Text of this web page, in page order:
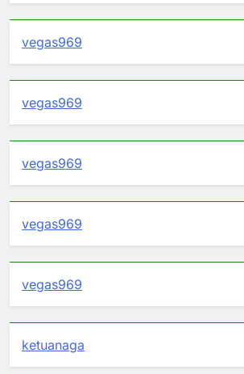
vegas969
vegas969
vegas969
vegas969
vegas969
ketuanaga